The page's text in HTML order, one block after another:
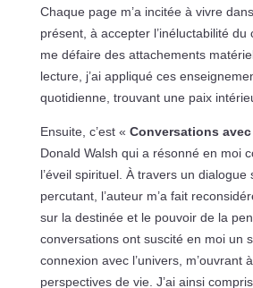
Chaque page m’a incitée à vivre
présent, à accepter l’inéluctabilité du
me défaire des attachements
lecture, j’ai appliqué ces
quotidienne, trouvant une paix
Ensuite, c’est « Conversations avec
Donald Walsh qui a résonné en moi
l’éveil spirituel. À travers un dialogue
percutant, l’auteur m’a fait
sur la destinée et le pouvoir de la
conversations ont suscité en moi un
connexion avec l’univers, m’ouvrant
perspectives de vie. J’ai ainsi